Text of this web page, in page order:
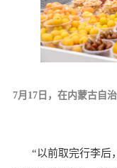
7月17日，在内蒙古自
“以前取完行李后